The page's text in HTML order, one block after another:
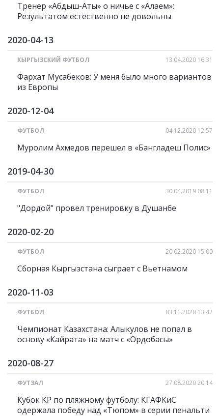
Тренер «Абдыш-Аты» о ничье с «Алаем»:
Результатом естественно не довольны
2020-04-13
КЫРГЫЗСКИЙ ФУТБОЛ 13.04.2020 16:31
Фархат Мусабеков: У меня было много вариантов
из Европы
2020-12-04
ФУТБОЛ 04.12.2020 12:57
Муролим Ахмедов перешел в «Бангладеш Полис»
2019-04-30
ФУТБОЛ 30.04.2019 08:11
"Дордой" провел тренировку в Душанбе
2020-02-20
ФУТБОЛ 20.02.2020 15:00
Сборная Кыргызстана сыграет с Вьетнамом
2020-11-03
ФУТБОЛ 03.11.2020 13:42
Чемпионат Казахстана: Алыкулов не попал в
основу «Кайрата» на матч с «Ордобасы»
2020-08-27
ФУТЗАЛ 27.08.2020 20:14
Кубок КР по пляжному футболу: КГАФКиС
одержала победу над «Тюпом» в серии пенальти